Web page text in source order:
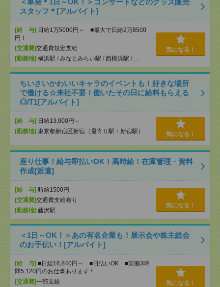
＜単発＊1日～OK！＞コンサートなどのグッズ販売
スタッフ＊[アルバイト]
[給 与] 日給1万5000円～ ■最大で日給2万8500
円！
[交通費]交通費規定支給
[勤務地] 横浜駅 / みなとみらい駅 / 西横浜駅 / …
気になる！
ちいさいかわいいキャラのイベントも！好きな場所
で働ける☆来社不要！働いたその日に給料もらえる
◎/T1[アルバイト]
[給 与] 日給13,000円～
[勤務地] 東京都新宿区新宿（最寄り駅：新宿駅） 気になる！
座り仕事！給与即払いOK！高時給！在庫管理・資料
作成[派遣]
[給 与] 時給1500円
[交通費]交通費支給有り
[勤務地] 藤沢駅
気になる！
＜1日～OK！＞あの有名企業も！展示会や株主総会
のお手伝い！[アルバイト]
[給 与] ■日給16,840円～ ■日払いOK ■実働3時
間5,120円のお仕事あります！
[交通費]一部支給
気になる！